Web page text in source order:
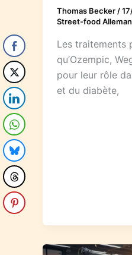
Thomas Becker/
Street-food
Les traitements
qu’Ozempic,
pour leur rôle
et du diabète,